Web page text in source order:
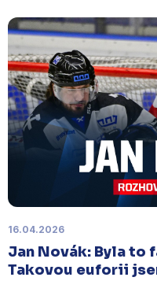
dětem.Charitativní
končí v neděli 11.
Náhradní termín 15.
Úterý 18. listopadu |
Labem, které se mělo
listopadu, bylo z
. Kluby se
termínu, Bruslaři se s
v Kotlině ve středu
16.04.2026
Jan Novák: Byla to
Takovou euforii